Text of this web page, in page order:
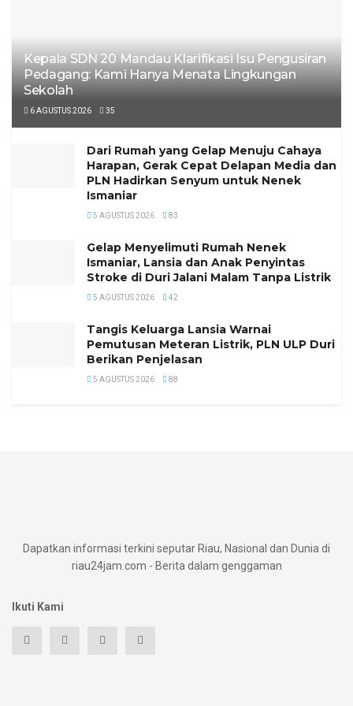
Kepala SDN 20 Mandau Klarifikasi Isu Pengusiran
Pedagang: Kami Hanya Menata Lingkungan
Sekolah
6 AGUSTUS 2026 35
Dari Rumah yang Gelap Menuju Cahaya
Harapan, Gerak Cepat Delapan Media dan
PLN Hadirkan Senyum untuk Nenek
Ismaniar
5 AGUSTUS 2026 83
Gelap Menyelimuti Rumah Nenek
Ismaniar, Lansia dan Anak Penyintas
Stroke di Duri Jalani Malam Tanpa Listrik
5 AGUSTUS 2026 42
Tangis Keluarga Lansia Warnai
Pemutusan Meteran Listrik, PLN ULP Duri
Berikan Penjelasan
5 AGUSTUS 2026 88
Dapatkan informasi terkini seputar Riau, Nasional dan Dunia di
riau24jam.com - Berita dalam genggaman
Ikuti Kami